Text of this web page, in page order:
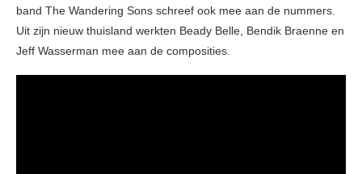
band The Wandering Sons schreef ook mee aan de nummers.
Uit zijn nieuw thuisland werkten Beady Belle, Bendik Braenne en
Jeff Wasserman mee aan de composities.